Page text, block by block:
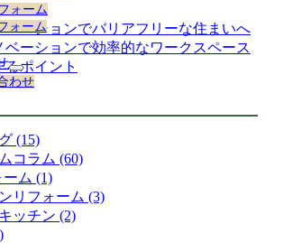
ォーム
ォーム
サ
ブ
ュ
ー
を
展
開
わせ
ン
ベーションでバリアフリーな住まいへ
ベーションで効率的なワークスペース
るポイント
(15)
コラム (60)
ム (1)
リフォーム (3)
ッチン (2)